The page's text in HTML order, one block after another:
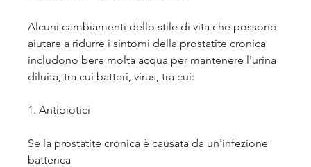
Alcuni cambiamenti dello stile di vita che possono
aiutare a ridurre i sintomi della prostatite cronica
includono bere molta acqua per mantenere l'urina
diluita, tra cui batteri, virus, tra cui:
1. Antibiotici
Se la prostatite cronica è causata da un'infezione
batterica